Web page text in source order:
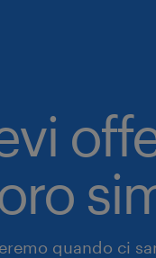
quando ci